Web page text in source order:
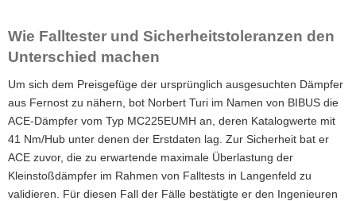
Wie Falltester und Sicherheitstoleranzen den
Unterschied machen
Um sich dem Preisgefüge der ursprünglich ausgesuchten Dämpfer
aus Fernost zu nähern, bot Norbert Turi im Namen von BIBUS die
ACE-Dämpfer vom Typ MC225EUMH an, deren Katalogwerte mit
41 Nm/Hub unter denen der Erstdaten lag. Zur Sicherheit bat er
ACE zuvor, die zu erwartende maximale Überlastung der
Kleinstoßdämpfer im Rahmen von Falltests in Langenfeld zu
validieren. Für diesen Fall der Fälle bestätigte er den Ingenieuren